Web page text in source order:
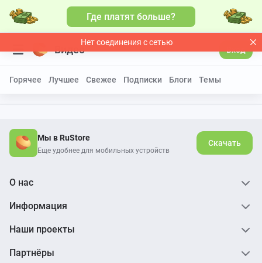
Где платят больше?
Видео Вход
Горячее Лучшее Свежее Подписки Блоги Темы
Мы в RuStore
Еще удобнее для мобильных устройств
Скачать
О нас
Информация
Наши проекты
Партнёры
Нет соединения с сетью